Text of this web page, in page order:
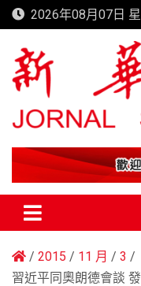
Skip
to
content
2026年08月07日
新華澳報
2015 11 月
3
習近平同奧朗德會談